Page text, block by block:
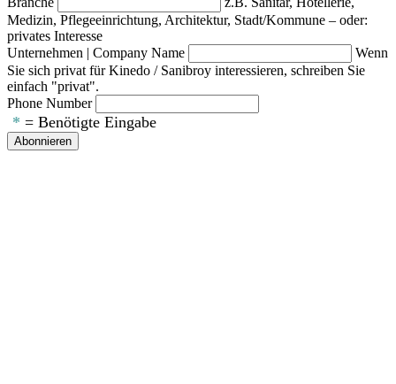
Medizin, Pflegeeinrichtung, Architektur, Stadt/Kommune – oder:
privates Interesse
Unternehmen | Company Name
Wenn
Sie sich privat für Kinedo / Sanibroy interessieren, schreiben Sie
einfach "privat".
Phone Number
* = Benötigte Eingabe